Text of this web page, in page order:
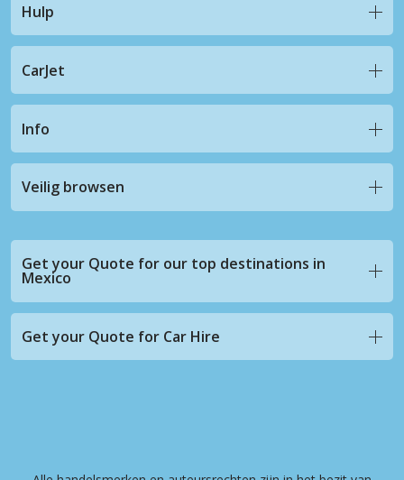
Hulp
CarJet
Info
Veilig browsen
Get your Quote for our top destinations in
Mexico
Get your Quote for Car Hire